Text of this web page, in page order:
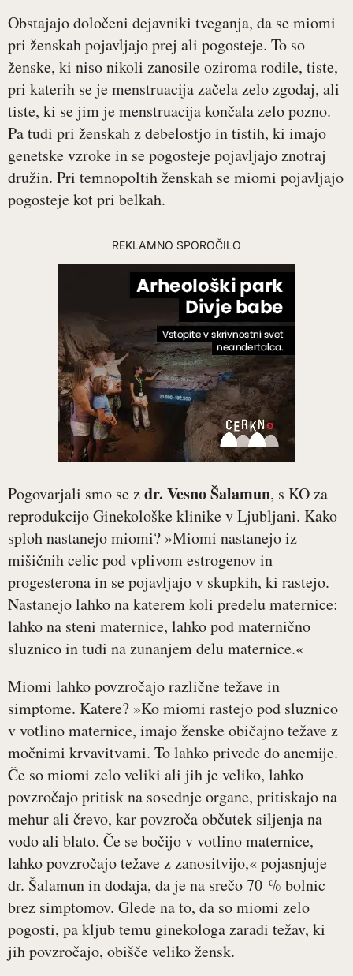
Obstajajo določeni dejavniki tveganja, da se miomi
pri ženskah pojavljajo prej ali pogosteje. To so
ženske, ki niso nikoli zanosile oziroma rodile, tiste,
pri katerih se je menstruacija začela zelo zgodaj, ali
tiste, ki se jim je menstruacija končala zelo pozno.
Pa tudi pri ženskah z debelostjo in tistih, ki imajo
genetske vzroke in se pogosteje pojavljajo znotraj
družin. Pri temnopoltih ženskah se miomi pojavljajo
pogosteje kot pri belkah.
REKLAMNO SPOROČILO
Pogovarjali smo se zdr. Vesno Šalamun, s KO za
reprodukcijo Ginekološke klinike v Ljubljani. Kako
sploh nastanejo miomi? »Miomi nastanejo iz
mišičnih celic pod vplivom estrogenov in
progesterona in se pojavljajo v skupkih, ki rastejo.
Nastanejo lahko na katerem koli predelu maternice:
lahko na steni maternice, lahko pod maternično
sluznico in tudi na zunanjem delu maternice.«
Miomi lahko povzročajo različne težave in
simptome. Katere? »Ko miomi rastejo pod sluznico
v votlino maternice, imajo ženske običajno težave z
močnimi krvavitvami. To lahko privede do anemije.
Če so miomi zelo veliki ali jih je veliko, lahko
povzročajo pritisk na sosednje organe, pritiskajo na
mehur ali črevo, kar povzroča občutek siljenja na
vodo ali blato. Če se bočijo v votlino maternice,
lahko povzročajo težave z zanositvijo,« pojasnjuje
dr. Šalamun in dodaja, da je na srečo 70 % bolnic
brez simptomov. Glede na to, da so miomi zelo
pogosti, pa kljub temu ginekologa zaradi težav, ki
jih povzročajo, obišče veliko žensk.